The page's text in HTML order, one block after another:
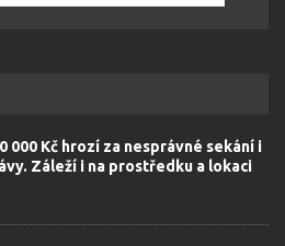
000 Kč hrozí za nesprávné sekání i
Záleží i na prostředku a lokaci